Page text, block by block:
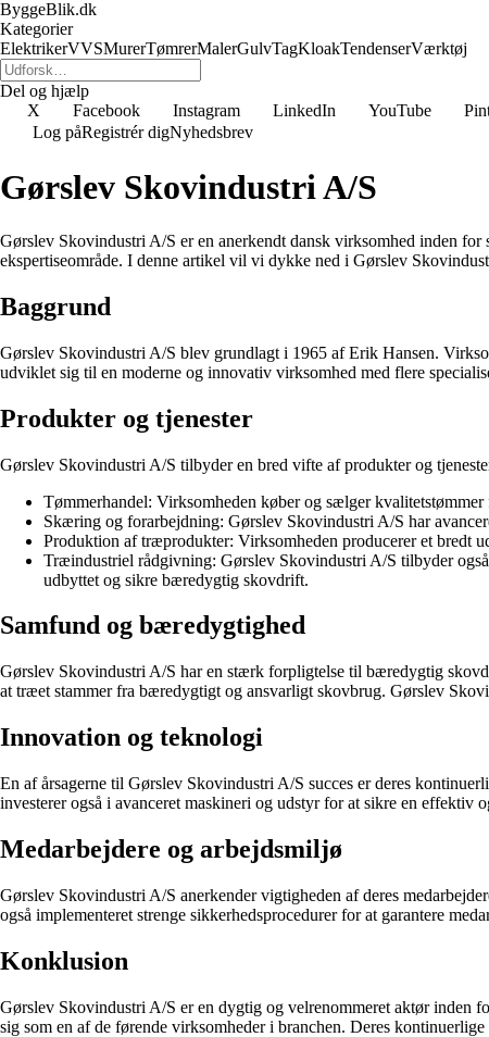
ByggeBlik.dk
Kategorier
ElektrikerVVSMurerTømrerMalerGulvTagKloakTendenserVærktøj
Del og hjælp
X
Facebook Instagram LinkedIn YouTube
Log påRegistrér digNyhedsbrev
Gørslev Skovindustri A/S
Gørslev Skovindustri A/S er en anerkendt dansk virksomhed inden
ekspertiseområde. I denne artikel vil vi dykke ned i Gørslev
Baggrund
Gørslev Skovindustri A/S blev grundlagt i 1965 af Erik Hansen.
udviklet sig til en moderne og innovativ virksomhed med flere
Produkter og tjenester
Gørslev Skovindustri A/S tilbyder en bred vifte af produkter og
Tømmerhandel: Virksomheden køber og sælger
Skæring og forarbejdning: Gørslev Skovindustri A/S har
Produktion af træprodukter: Virksomheden producerer et bredt
Træindustriel rådgivning: Gørslev Skovindustri A/S tilbyder
udbyttet og sikre bæredygtig skovdrift.
Samfund og bæredygtighed
Gørslev Skovindustri A/S har en stærk forpligtelse til bæredygtig
at træet stammer fra bæredygtigt og ansvarligt skovbrug. Gørslev
Innovation og teknologi
En af årsagerne til Gørslev Skovindustri A/S succes er deres
investerer også i avanceret maskineri og udstyr for at sikre en effektiv
Medarbejdere og arbejdsmiljø
Gørslev Skovindustri A/S anerkender vigtigheden af deres
også implementeret strenge sikkerhedsprocedurer for at garantere
Konklusion
Gørslev Skovindustri A/S er en dygtig og velrenommeret aktør inden
sig som en af ​​de førende virksomheder i branchen. Deres